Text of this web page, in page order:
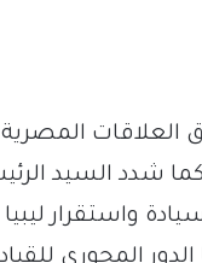
العلاقات المصرية
شدد السيد
واستقرار
الدور المحوري